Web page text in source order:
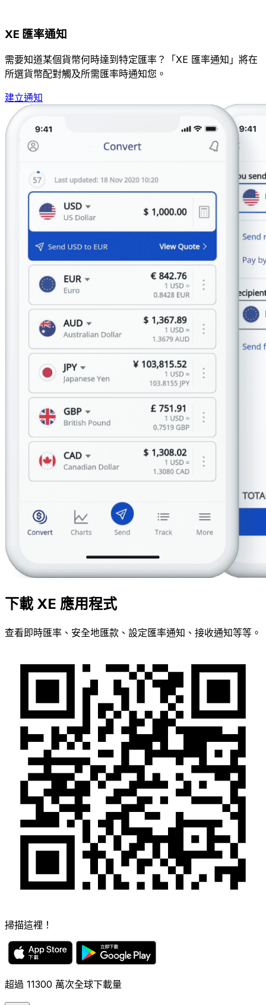
XE 匯率通知
需要知道某個貨幣何時達到特定匯率？「XE 匯率通知」將在
所選貨幣配對觸及所需匯率時通知您。
建立通知
下載 XE 應用程式
查看即時匯率、安全地匯款、設定匯率通知、接收通知等等。
掃描這裡！
超過 11300 萬次全球下載量